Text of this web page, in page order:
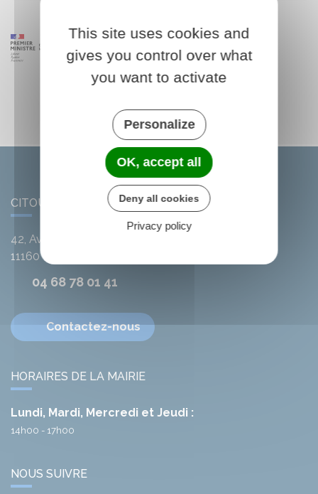
CITOU
42, Avenue de l'Argent-Double
11160Citou
04 68 78 01 41
Contactez-nous
HORAIRES DE LA MAIRIE
Lundi, Mardi, Mercredi et Jeudi :
14h00 - 17h00
NOUS SUIVRE
This site uses cookies and
gives you control over what
you want to activate
Personalize
OK, accept all
Deny all cookies
Privacy policy